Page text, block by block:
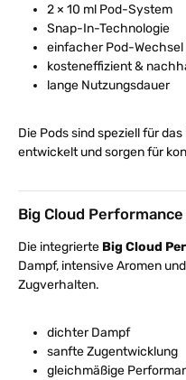
2 × 10 ml Pod-System
Snap-In-Technologie
einfacher Pod-Wechsel
kosteneffizient &
lange Nutzungsdauer
Die Pods sind speziell für
entwickelt und sorgen für
Big Cloud Performance
Die integrierte Big Cloud
Dampf, intensive Aromen
Zugverhalten.
dichter Dampf
sanfte Zugentwicklung
gleichmäßige